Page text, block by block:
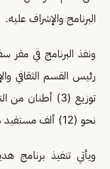
البرنامج والإشراف عليه.
ونفذ البرنامج في مقر
رئيس القسم الثقافي
توزيع (3) أطنان
نحو (12) ألف مستفيد من المسلمين في السويد.
ويأتي تنفيذ برنامج